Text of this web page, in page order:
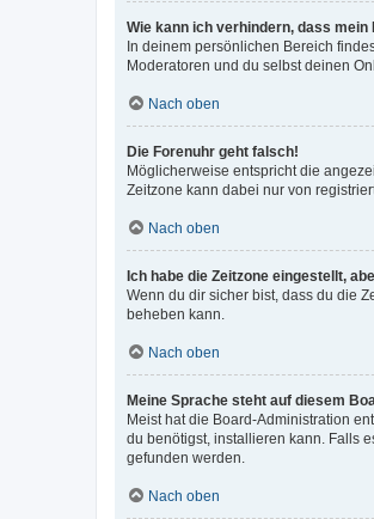
Wie kann ich verhindern, dass
In deinem persönlichen Bereich
Moderatoren und du selbst deinen
Nach oben
Die Forenuhr geht falsch!
Möglicherweise entspricht die
Zeitzone kann dabei nur von
Nach oben
Ich habe die Zeitzone eingestellt,
Wenn du dir sicher bist, dass du die
beheben kann.
Nach oben
Meine Sprache steht auf diesem
Meist hat die Board-Administration
du benötigst, installieren kann. Falls
gefunden werden.
Nach oben